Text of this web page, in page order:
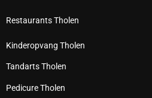
Restaurants Tholen
Kinderopvang Tholen
Tandarts Tholen
Pedicure Tholen